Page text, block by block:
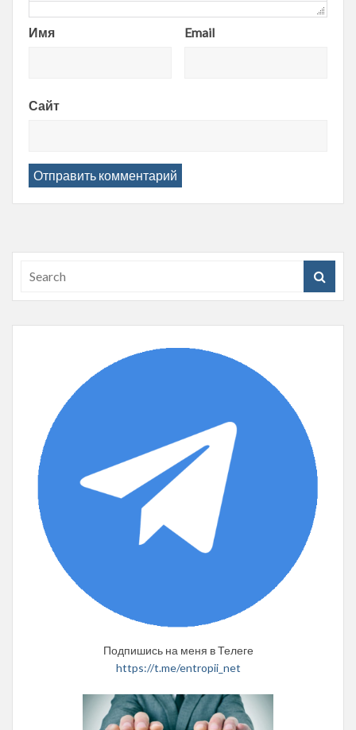
Имя Email
Сайт
Подпишись на меня в Телеге
https://t.me/entropii_net